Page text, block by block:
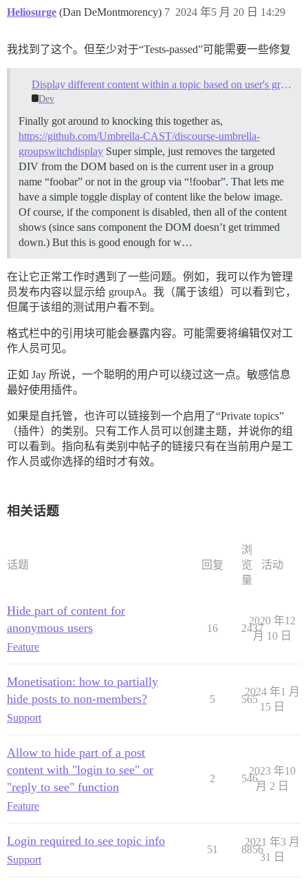
Heliosurge (Dan DeMontmorency) 2024 年5 月 20 日 14:29
7
我找到了这个。但至少对于“Tests-passed”可能需要一些修复
Display different content within a topic based on user's groups membership?
Dev
Finally got around to knocking this together as,
https://github.com/Umbrella-CAST/discourse-umbrella-
groupswitchdisplay Super simple, just removes the targeted
DIV from the DOM based on is the current user in a group
name “foobar” or not in the group via “!foobar”. That lets me
have a simple toggle display of content like the below image.
Of course, if the component is disabled, then all of the content
shows (since sans component the DOM doesn’t get trimmed
down.) But this is good enough for w…
在让它正常工作时遇到了一些问题。例如，我可以作为管理
员发布内容以显示给 groupA。我（属于该组）可以看到它，
但属于该组的测试用户看不到。
格式栏中的引用块可能会暴露内容。可能需要将编辑仅对工
作人员可见。
正如 Jay 所说，一个聪明的用户可以绕过这一点。敏感信息
最好使用插件。
如果是自托管，也许可以链接到一个启用了“Private topics”
（插件）的类别。只有工作人员可以创建主题，并说你的组
可以看到。指向私有类别中帖子的链接只有在当前用户是工
作人员或你选择的组时才有效。
相关话题
话题 回复
浏
览
量
活动
Hide part of content for
anonymous users
Feature
16 2437
2020 年12
月 10 日
Monetisation: how to partially
hide posts to non-members?
Support
5 565
2024 年1 月
15 日
Allow to hide part of a post
content with "login to see" or
"reply to see" function
Feature
2 546
2023 年10
月 2 日
Login required to see topic info
Support
51 8856
2021 年3 月
31 日